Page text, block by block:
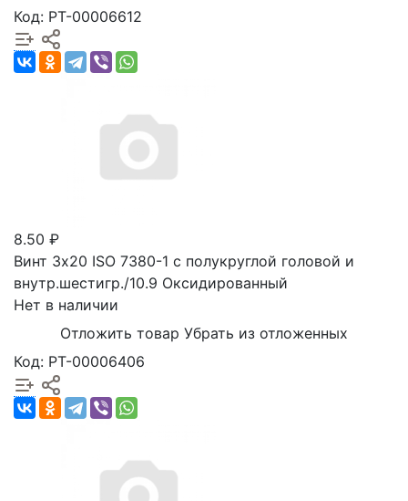
Код: РТ-00006612
8.50 ₽
Винт 3х20 ISO 7380-1 с полукруглой головой и
внутр.шестигр./10.9 Оксидированный
Нет в наличии
Отложить товар Убрать из отложенных
Код: РТ-00006406